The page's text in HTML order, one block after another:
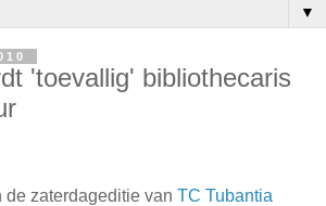
▼
'toevallig' bibliothecaris
de zaterdageditie van TC Tubantia